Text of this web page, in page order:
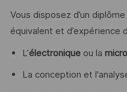
Vous disposez d’un
équivalent et d’expérience
L’électroniqueou la
La conception et